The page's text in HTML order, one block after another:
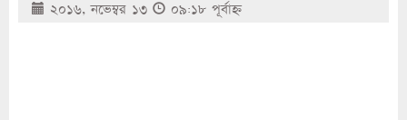
২০১৬, নভেম্বর ১৩ ০৯:১৮ পূর্বাহ্ণ